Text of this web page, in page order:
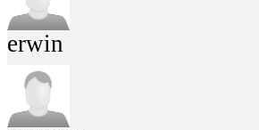
erwin